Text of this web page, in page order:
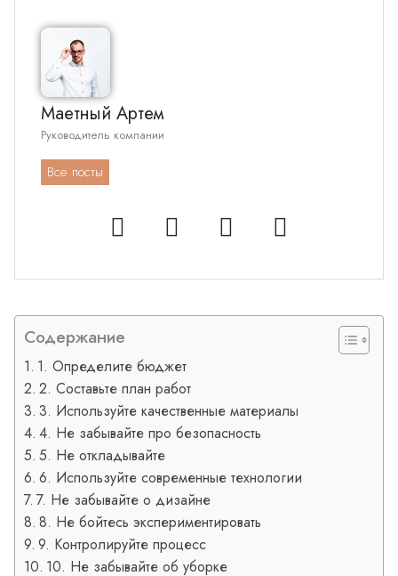
Маетный Артем
Руководитель компании
Все посты
Содержание
1. Определите бюджет
2. Составьте план работ
3. Используйте качественные материалы
4. Не забывайте про безопасность
5. Не откладывайте
6. Используйте современные технологии
7. Не забывайте о дизайне
8. Не бойтесь экспериментировать
9. Контролируйте процесс
10. Не забывайте об уборке